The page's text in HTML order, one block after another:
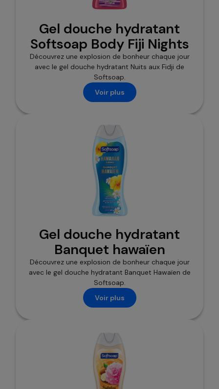
Gel douche hydratant
Softsoap Body Fiji Nights
Découvrez une explosion de bonheur chaque jour
avec le gel douche hydratant Nuits aux Fidji de
Softsoap.
Voir plus
Gel douche hydratant
Banquet hawaïen
Découvrez une explosion de bonheur chaque jour
avec le gel douche hydratant Banquet Hawaïen de
Softsoap.
Voir plus